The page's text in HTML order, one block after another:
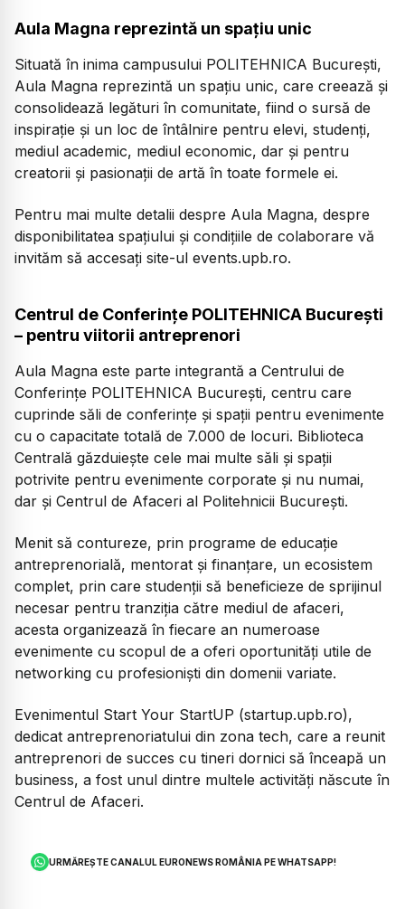
Aula Magna reprezintă un spațiu unic
Situată în inima campusului POLITEHNICA București,
Aula Magna reprezintă un spațiu unic, care creează și
consolidează legături în comunitate, fiind o sursă de
inspirație și un loc de întâlnire pentru elevi, studenți,
mediul academic, mediul economic, dar și pentru
creatorii și pasionații de artă în toate formele ei.
Pentru mai multe detalii despre Aula Magna, despre
disponibilitatea spațiului și condițiile de colaborare vă
invităm să accesați site-ul events.upb.ro.
Centrul de Conferințe POLITEHNICA București
– pentru viitorii antreprenori
Aula Magna este parte integrantă a Centrului de
Conferințe POLITEHNICA București, centru care
cuprinde săli de conferințe și spații pentru evenimente
cu o capacitate totală de 7.000 de locuri. Biblioteca
Centrală găzduiește cele mai multe săli și spații
potrivite pentru evenimente corporate și nu numai,
dar și Centrul de Afaceri al Politehnicii București.
Menit să contureze, prin programe de educație
antreprenorială, mentorat și finanțare, un ecosistem
complet, prin care studenții să beneficieze de sprijinul
necesar pentru tranziția către mediul de afaceri,
acesta organizează în fiecare an numeroase
evenimente cu scopul de a oferi oportunități utile de
networking cu profesioniști din domenii variate.
Evenimentul Start Your StartUP (startup.upb.ro),
dedicat antreprenoriatului din zona tech, care a reunit
antreprenori de succes cu tineri dornici să înceapă un
business, a fost unul dintre multele activități născute în
Centrul de Afaceri.
URMĂREȘTE CANALUL EURONEWS ROMÂNIA PE WHATSAPP!